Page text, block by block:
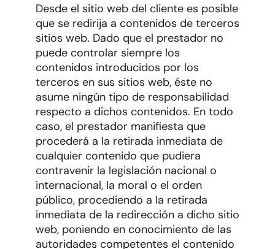
Desde el sitio web del cliente es posible
que se redirija a contenidos de terceros
sitios web. Dado que el prestador no
puede controlar siempre los
contenidos introducidos por los
terceros en sus sitios web, éste no
asume ningún tipo de responsabilidad
respecto a dichos contenidos. En todo
caso, el prestador manifiesta que
procederá a la retirada inmediata de
cualquier contenido que pudiera
contravenir la legislación nacional o
internacional, la moral o el orden
público, procediendo a la retirada
inmediata de la redirección a dicho sitio
web, poniendo en conocimiento de las
autoridades competentes el contenido